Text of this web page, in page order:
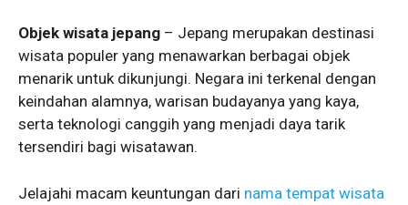
Objek wisata jepang – Jepang merupakan destinasi
wisata populer yang menawarkan berbagai objek
menarik untuk dikunjungi. Negara ini terkenal dengan
keindahan alamnya, warisan budayanya yang kaya,
serta teknologi canggih yang menjadi daya tarik
tersendiri bagi wisatawan.
Jelajahi macam keuntungan dari nama tempat wisata